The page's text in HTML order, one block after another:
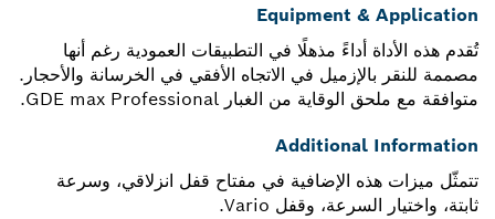
Equipment & Application
تُقدم هذه الأداة أداءً مذهلًا في التطبيقات العمودية رغم أنها
مصممة للنقر بالإزميل في الاتجاه الأفقي في الخرسانة والأحجار.
متوافقة مع ملحق الوقاية من الغبار GDE max Professional.
Additional Information
تتمثّل ميزات هذه الإضافية في مفتاح قفل انزلاقي، وسرعة
ثابتة، واختيار السرعة، وقفل Vario.